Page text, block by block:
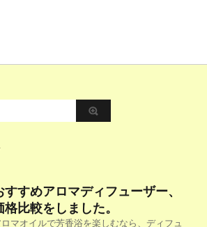
すすめアロマディフューザー、
格比較をしました。
ロマオイルで芳香浴を楽しむなら、ディフュ